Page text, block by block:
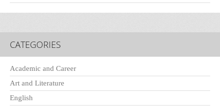
CATEGORIES
Academic and Career
Art and Literature
English